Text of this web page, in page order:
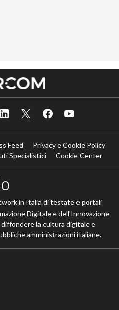
Feed
Privacy e Cookie Policy
Specialistici
Cookie Center
in Italia di testate e portali
Digitale e dell’Innovazione
la cultura digitale e
amministrazioni italiane.